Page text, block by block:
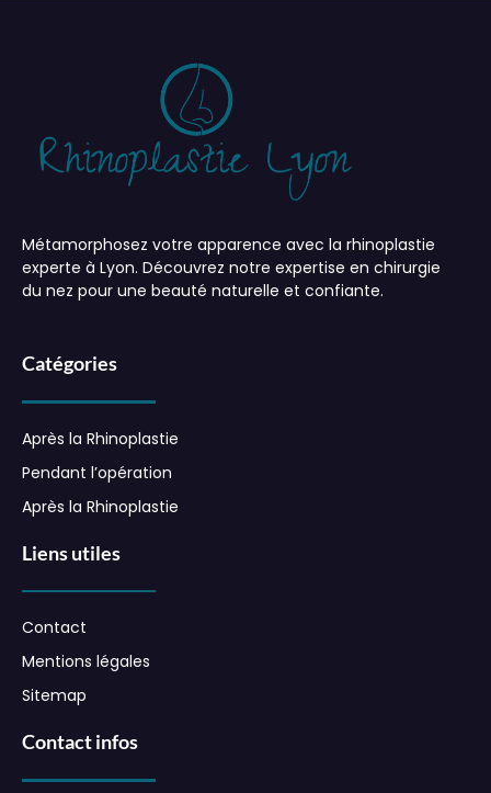
Métamorphosez votre apparence avec la rhinoplastie
experte à Lyon. Découvrez notre expertise en chirurgie
du nez pour une beauté naturelle et confiante.
Catégories
Après la Rhinoplastie
Pendant l’opération
Après la Rhinoplastie
Liens utiles
Contact
Mentions légales
Sitemap
Contact infos